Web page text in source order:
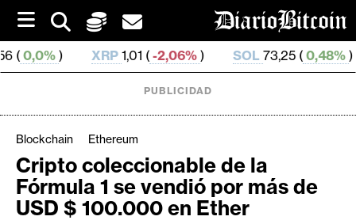
i
p
t
o
XRP1,01 ( -2,06%) SOL73,25 ( 0,48%) TRX
C
r
PUBLICIDAD
Blockchain Ethereum
Cripto coleccionable de la
Fórmula 1 se vendió por más de
USD $ 100.000 en Ether